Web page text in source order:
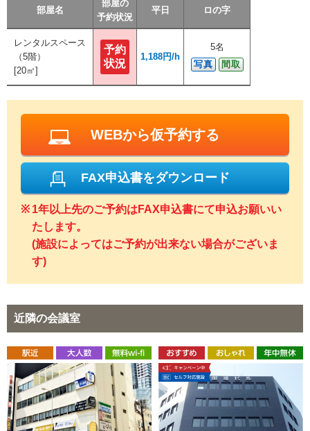
部屋名
部屋の
予約状況
平日 ロの字
部屋名
部屋の
予約状況
平日 ロの字
部屋名
部屋の
予約状況
平日 ロの字
レンタルスペース
（5階）
[20㎡]
予約
状況
1,188円/h
5名
写真
間取
部屋名
部屋の
予約状況
平日 ロの字
レンタルスペース
（5階）
[20㎡]
予約
状況
1,188円/h
5名
写真
間取
WEBから仮予約する
FAX申込書をダウンロード
1年以上先のご予約はFAX申込書にて申込お願いい
たします。
(施設によってはご予約が出来ない場合がございま
す)
近隣の会議室